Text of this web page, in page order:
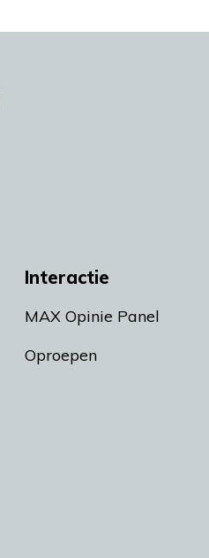
Interactie
MAX Opinie Panel
Oproepen